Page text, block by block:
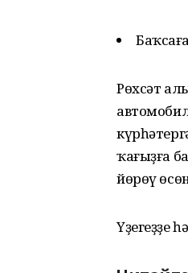
Рөхсәт
ҡағыҙға
йөрөү
Үҙегеҙҙе